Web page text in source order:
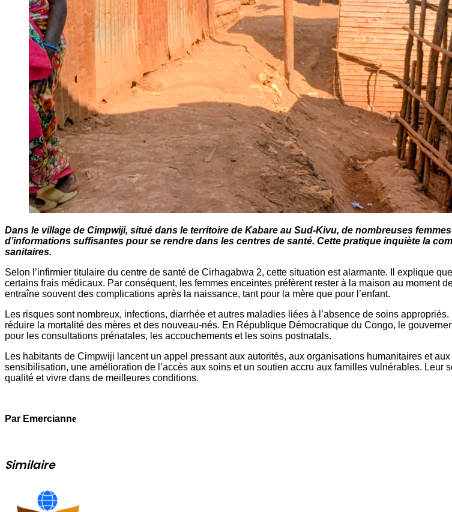
Dans le village de Cimpwiji, situé dans le territoire de Kabare au Sud-Kivu, de nombreuses
d’informations suffisantes pour se rendre dans les centres de santé. Cette pratique inquiète la
sanitaires.
Selon l’infirmier titulaire du centre de santé de Cirhagabwa 2, cette situation est alarmante. Il explique
certains frais médicaux. Par conséquent, les femmes enceintes préfèrent rester à la maison au moment
entraîne souvent des complications après la naissance, tant pour la mère que pour l’enfant.
Les risques sont nombreux, infections, diarrhée et autres maladies liées à l’absence de soins
réduire la mortalité des mères et des nouveau-nés. En République Démocratique du Congo, le
pour les consultations prénatales, les accouchements et les soins postnatals.
Les habitants de Cimpwiji lancent un appel pressant aux autorités, aux organisations humanitaires et
sensibilisation, une amélioration de l’accès aux soins et un soutien accru aux familles vulnérables.
qualité et vivre dans de meilleures conditions.
Par Emercianne
Similaire